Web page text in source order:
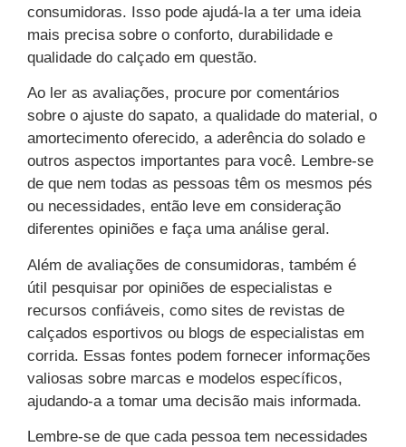
consumidoras. Isso pode ajudá-la a ter uma ideia
mais precisa sobre o conforto, durabilidade e
qualidade do calçado em questão.
Ao ler as avaliações, procure por comentários
sobre o ajuste do sapato, a qualidade do material, o
amortecimento oferecido, a aderência do solado e
outros aspectos importantes para você. Lembre-se
de que nem todas as pessoas têm os mesmos pés
ou necessidades, então leve em consideração
diferentes opiniões e faça uma análise geral.
Além de avaliações de consumidoras, também é
útil pesquisar por opiniões de especialistas e
recursos confiáveis, como sites de revistas de
calçados esportivos ou blogs de especialistas em
corrida. Essas fontes podem fornecer informações
valiosas sobre marcas e modelos específicos,
ajudando-a a tomar uma decisão mais informada.
Lembre-se de que cada pessoa tem necessidades